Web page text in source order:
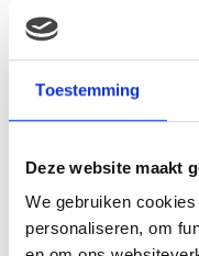
Toestemming
Deze website maakt
We gebruiken
personaliseren, om